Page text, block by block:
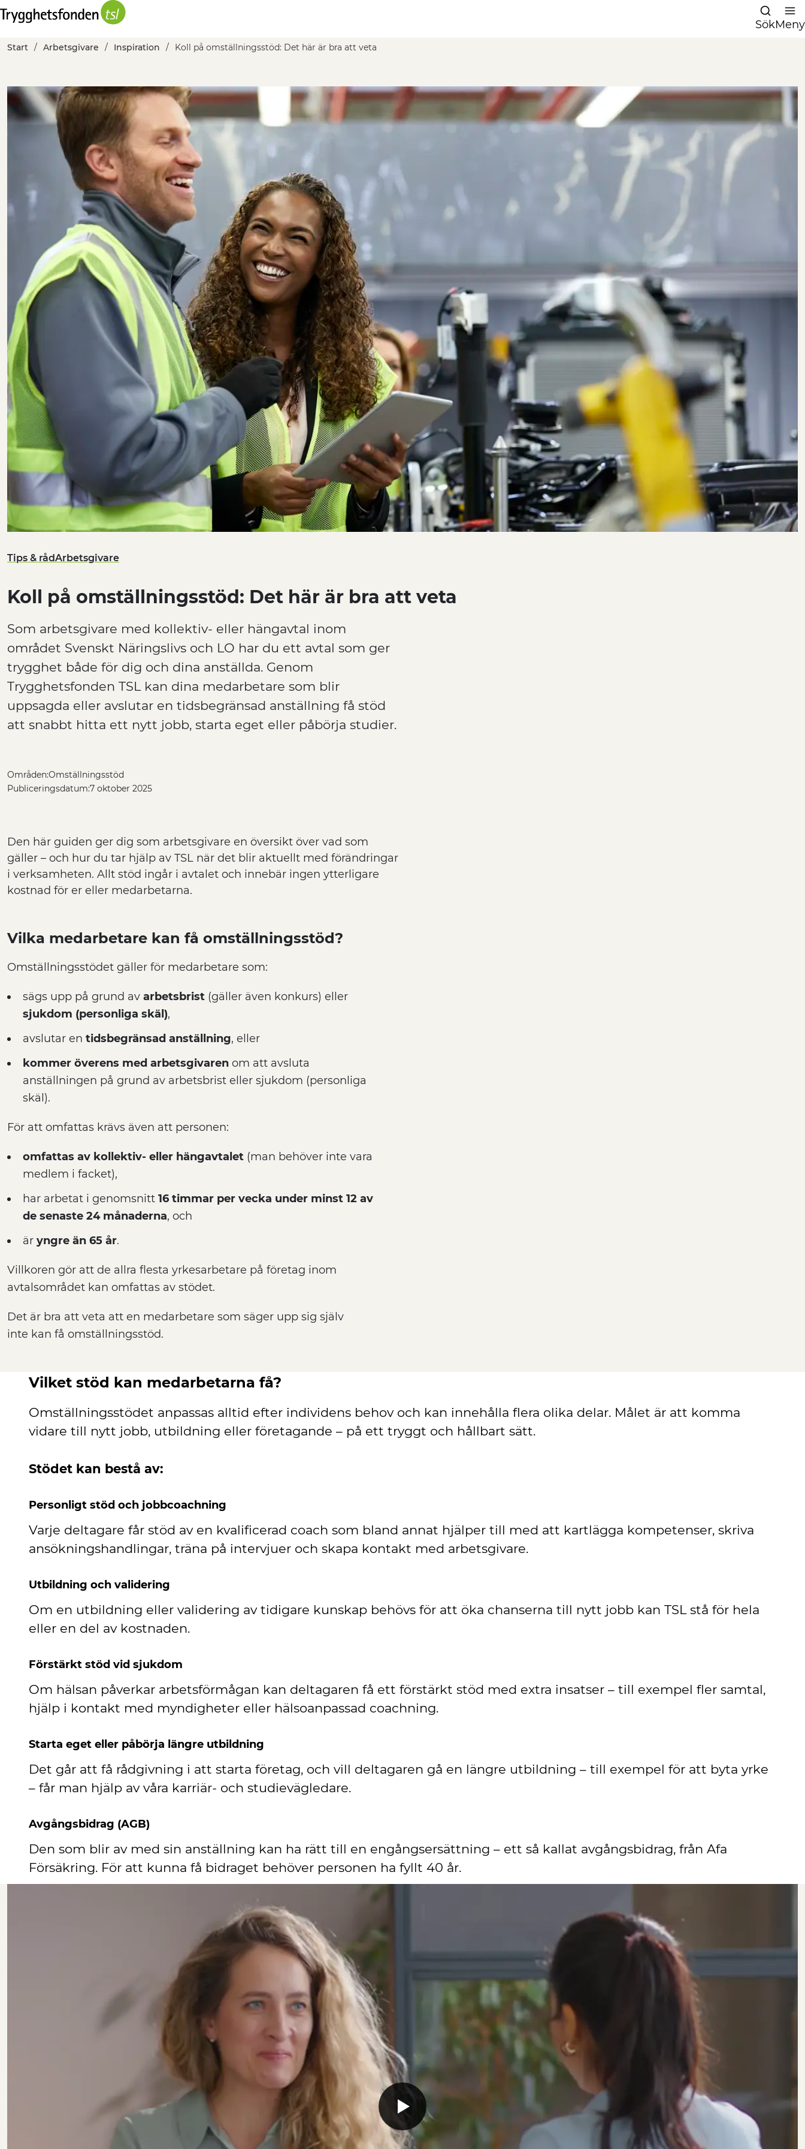
SökMeny
Start Arbetsgivare Inspiration Koll på omställningsstöd: Det här är bra att veta
Tips & rådArbetsgivare
Koll på omställningsstöd: Det här är bra att veta
Som arbetsgivare med kollektiv- eller hängavtal inom
området Svenskt Näringslivs och LO har du ett avtal som ger
trygghet både för dig och dina anställda. Genom
Trygghetsfonden TSL kan dina medarbetare som blir
uppsagda eller avslutar en tidsbegränsad anställning få stöd
att snabbt hitta ett nytt jobb, starta eget eller påbörja studier.
Områden:Omställningsstöd
Publiceringsdatum:7 oktober 2025
Den här guiden ger dig som arbetsgivare en översikt över vad som
gäller – och hur du tar hjälp av TSL när det blir aktuellt med förändringar
i verksamheten. Allt stöd ingår i avtalet och innebär ingen ytterligare
kostnad för er eller medarbetarna.
Vilka medarbetare kan få omställningsstöd?
Omställningsstödet gäller för medarbetare som:
sägs upp på grund av arbetsbrist (gäller även konkurs) eller
sjukdom (personliga skäl),
avslutar en tidsbegränsad anställning, eller
kommer överens med arbetsgivaren om att avsluta
anställningen på grund av arbetsbrist eller sjukdom (personliga
skäl).
För att omfattas krävs även att personen:
omfattas av kollektiv- eller hängavtalet (man behöver inte vara
medlem i facket),
har arbetat i genomsnitt 16 timmar per vecka under minst 12 av
de senaste 24 månaderna, och
är yngre än 65 år.
Villkoren gör att de allra flesta yrkesarbetare på företag inom
avtalsområdet kan omfattas av stödet.
Det är bra att veta att en medarbetare som säger upp sig själv
inte kan få omställningsstöd.
Vilket stöd kan medarbetarna få?
Omställningsstödet anpassas alltid efter individens behov och kan innehålla flera olika delar. Målet är att komma
vidare till nytt jobb, utbildning eller företagande – på ett tryggt och hållbart sätt.
Stödet kan bestå av:
Personligt stöd och jobbcoachning
Varje deltagare får stöd av en kvalificerad coach som bland annat hjälper till med att kartlägga kompetenser, skriva
ansökningshandlingar, träna på intervjuer och skapa kontakt med arbetsgivare.
Utbildning och validering
Om en utbildning eller validering av tidigare kunskap behövs för att öka chanserna till nytt jobb kan TSL stå för hela
eller en del av kostnaden.
Förstärkt stöd vid sjukdom
Om hälsan påverkar arbetsförmågan kan deltagaren få ett förstärkt stöd med extra insatser – till exempel fler samtal,
hjälp i kontakt med myndigheter eller hälsoanpassad coachning.
Starta eget eller påbörja längre utbildning
Det går att få rådgivning i att starta företag, och vill deltagaren gå en längre utbildning – till exempel för att byta yrke
– får man hjälp av våra karriär- och studievägledare.
Avgångsbidrag (AGB)
Den som blir av med sin anställning kan ha rätt till en engångsersättning – ett så kallat avgångsbidrag, från Afa
Försäkring. För att kunna få bidraget behöver personen ha fyllt 40 år.